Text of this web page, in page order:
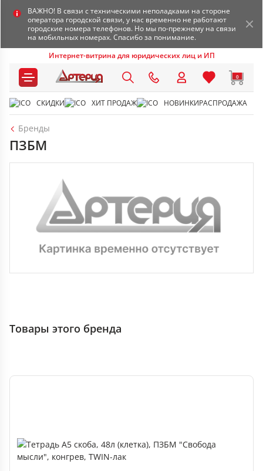
ВАЖНО! В связи с техническими неполадками на стороне
оператора городской связи, у нас временно не работают
городские номера телефонов. Но мы по-прежнему на связи
на мобильных номерах. Спасибо за понимание.
Интернет-витрина для юридических лиц и ИП
0
СКИДКИ ХИТ ПРОДАЖ НОВИНКИРАСПРОДАЖА
Бренды
ПЗБМ
Товары этого бренда